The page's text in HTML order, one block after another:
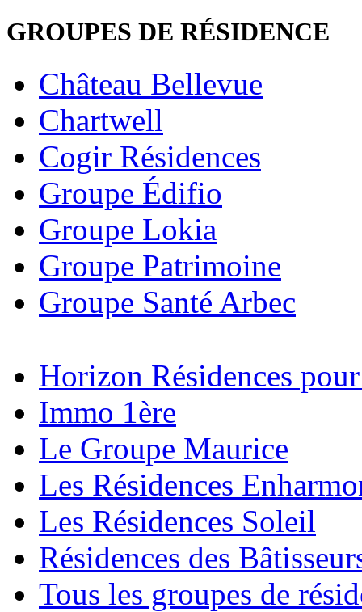
GROUPES DE RÉSIDENCE
Château Bellevue
Chartwell
Cogir Résidences
Groupe Édifio
Groupe Lokia
Groupe Patrimoine
Groupe Santé Arbec
Horizon Résidences
Immo 1ère
Le Groupe Maurice
Les Résidences
Les Résidences Soleil
Résidences des
Tous les groupes de